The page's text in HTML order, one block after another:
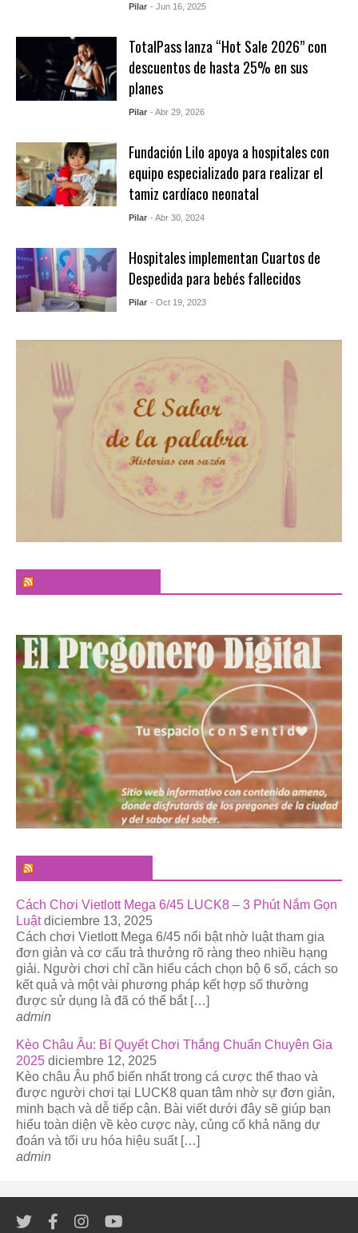
Pilar - Jun 16, 2025
TotalPass lanza “Hot Sale 2026” con
descuentos de hasta 25% en sus
planes
Pilar - Abr 29, 2026
Fundación Lilo apoya a hospitales con
equipo especializado para realizar el
tamiz cardíaco neonatal
Pilar - Abr 30, 2024
Hospitales implementan Cuartos de
Despedida para bebés fallecidos
Pilar - Oct 19, 2023
Cách Chơi Vietlott Mega 6/45 LUCK8 – 3 Phút Nắm Gọn
Luật diciembre 13, 2025
Cách chơi Vietlott Mega 6/45 nổi bật nhờ luật tham gia
đơn giản và cơ cấu trả thưởng rõ ràng theo nhiều hạng
giải. Người chơi chỉ cần hiểu cách chọn bộ 6 số, cách so
kết quả và một vài phương pháp kết hợp số thường
được sử dụng là đã có thể bắt […]
admin
Kèo Châu Âu: Bí Quyết Chơi Thắng Chuẩn Chuyên Gia
2025 diciembre 12, 2025
Kèo châu Âu phổ biến nhất trong cá cược thể thao và
được người chơi tại LUCK8 quan tâm nhờ sự đơn giản,
minh bạch và dễ tiếp cận. Bài viết dưới đây sẽ giúp bạn
hiểu toàn diện về kèo cược này, củng cố khả năng dự
đoán và tối ưu hóa hiệu suất […]
admin